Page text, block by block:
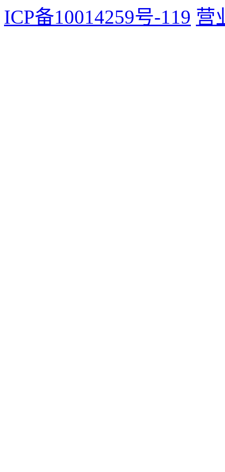
ICP备10014259号-119 营